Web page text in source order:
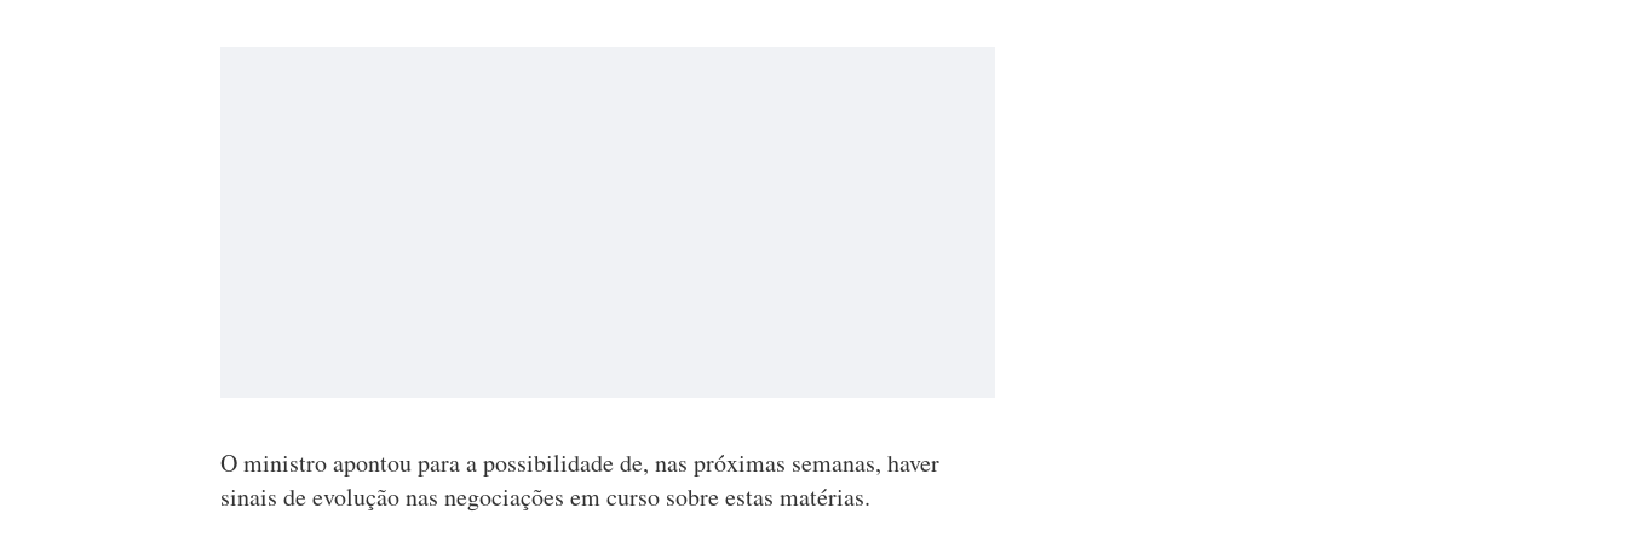
O ministro apontou para a possibilidade de, nas próximas semanas, haver
sinais de evolução nas negociações em curso sobre estas matérias.